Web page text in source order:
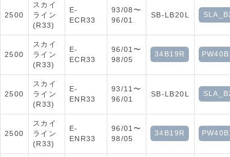
2500
スカイ
ライン
(R33)
E-
ECR33
93/08〜
96/01
SB-LB20L
2500
スカイ
ライン
(R33)
E-
ECR33
96/01〜
98/05
34B19R
2500
スカイ
ライン
(R33)
E-
ENR33
93/11〜
96/01
SB-LB20L
2500
スカイ
ライン
(R33)
E-
ENR33
96/01〜
98/05
34B19R